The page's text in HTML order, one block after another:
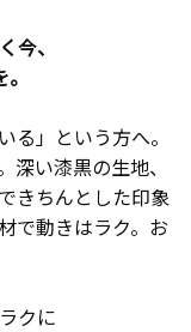
今、
」という方へ。
い漆黒の生地、
きちんとした印象
で動きはラク。お
クに